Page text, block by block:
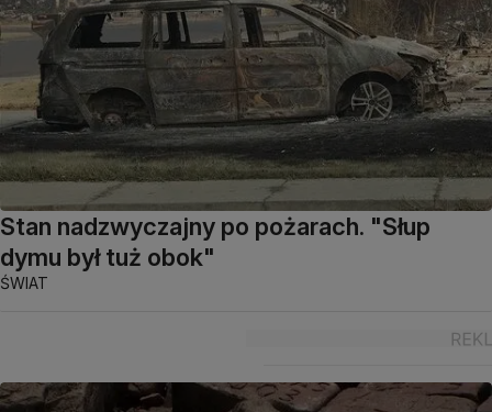
Stan nadzwyczajny po pożarach. "Słup
dymu był tuż obok"
ŚWIAT